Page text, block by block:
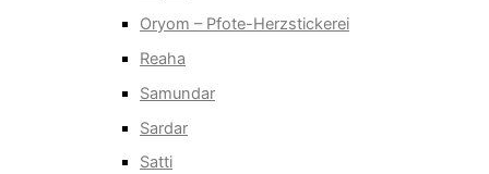
Oryom – Pfote-Herzstickerei
Reaha
Samundar
Sardar
Satti